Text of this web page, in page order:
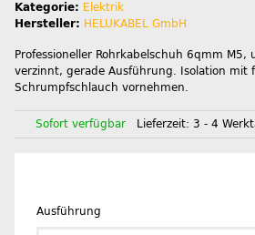
Kategorie: Elektrik
Hersteller: HELUKABEL GmbH
Professioneller Rohrkabelschuh 6qmm M5,
verzinnt, gerade Ausführung. Isolation mit
Schrumpfschlauch vornehmen.
Sofort verfügbar Lieferzeit: 3 - 4
Ausführung